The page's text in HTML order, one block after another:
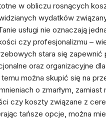
w obliczu rosnących
wydatków
usługi nie oznaczają
czy profesjonalizmu –
stara się zapewnić
oraz organizacyjne
temu można skupić się na
o zmarłym, zamiast
czy koszty związane z
tańsze opcje, można